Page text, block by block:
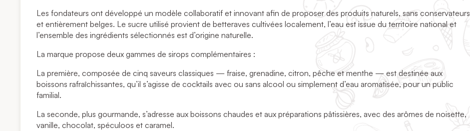
Les fondateurs ont développé un modèle collaboratif et innovant afin de proposer des produits naturels, sans conservateurs
et entièrement belges. Le sucre utilisé provient de betteraves cultivées localement, l’eau est issue du territoire national et
l’ensemble des ingrédients sélectionnés est d’origine naturelle.
La marque propose deux gammes de sirops complémentaires :
La première, composée de cinq saveurs classiques — fraise, grenadine, citron, pêche et menthe — est destinée aux
boissons rafraîchissantes, qu’il s’agisse de cocktails avec ou sans alcool ou simplement d’eau aromatisée, pour un public
familial.
La seconde, plus gourmande, s’adresse aux boissons chaudes et aux préparations pâtissières, avec des arômes de noisette,
vanille, chocolat, spéculoos et caramel.